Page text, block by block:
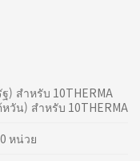
) สำหรับ 10THERMA
วัน) สำหรับ 10THERMA
หน่วย